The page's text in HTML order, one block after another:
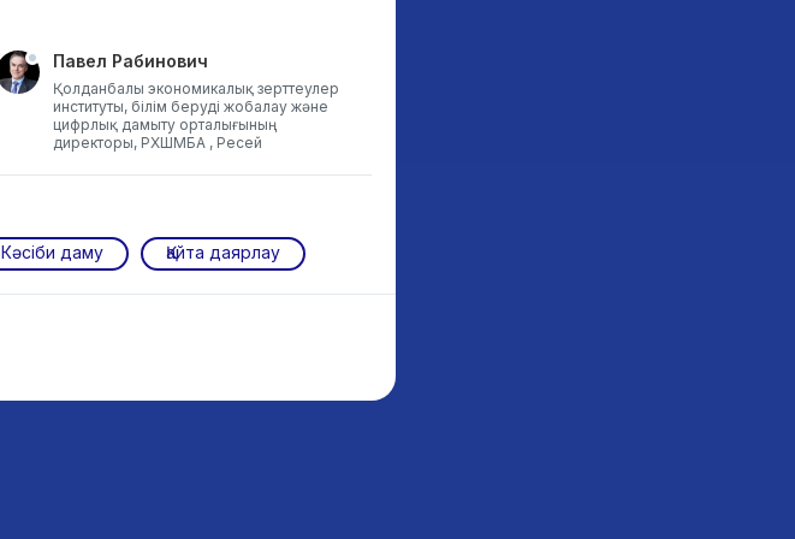
Павел Рабинович
Қолданбалы экономикалық зерттеулер
институты, білім беруді жобалау және
цифрлық дамыту орталығының
директоры, РХШМБА , Ресей
Кәсіби даму Қайта даярлау